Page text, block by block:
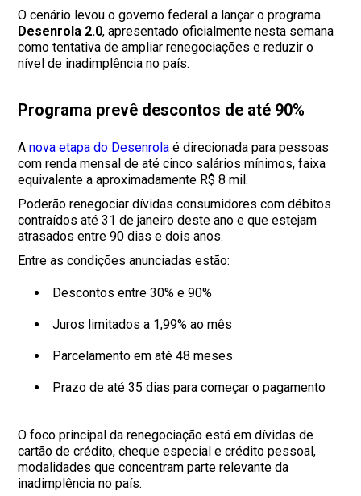
O cenário levou o governo federal a lançar o programa
Desenrola 2.0, apresentado oficialmente nesta semana
como tentativa de ampliar renegociações e reduzir o
nível de inadimplência no país.
Programa prevê descontos de até 90%
Anova etapa do Desenrola é direcionada para pessoas
com renda mensal de até cinco salários mínimos, faixa
equivalente a aproximadamente R$ 8 mil.
Poderão renegociar dívidas consumidores com débitos
contraídos até 31 de janeiro deste ano e que estejam
atrasados entre 90 dias e dois anos.
Entre as condições anunciadas estão:
Descontos entre 30% e 90%
Juros limitados a 1,99% ao mês
Parcelamento em até 48 meses
Prazo de até 35 dias para começar o pagamento
O foco principal da renegociação está em dívidas de
cartão de crédito, cheque especial e crédito pessoal,
modalidades que concentram parte relevante da
inadimplência no país.